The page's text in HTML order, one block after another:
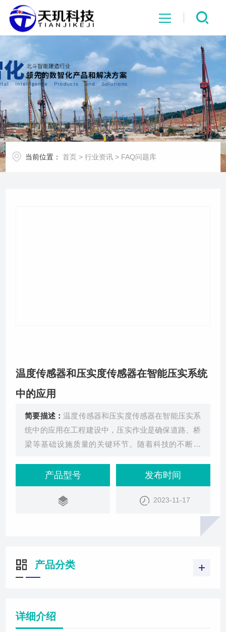
网站首页
系统中心
解决方案
项目案例
当前位置： 首页 >行业资讯 > FAQ问题库
温度传感器和压实度传感器在智能压实系统
中的应用
简要描述：温度传感器和压实度传感器在智能压实系
统中的应用在工程建设中，压实作业是确保道路、桥
梁等基础设施质量的关键环节。随着科技的不断发
具。其中，温度传感器和压实度传感器在智能压实系
统中发挥着至关重要的作用。温度传感器在智能压实
系统中的应用温度传感器是一种用于测量物体温度的
装置，在智能压实系统中，它可以用于监测压实过程
产品型号 发布时间
2023-11-17
产品分类
详细介绍